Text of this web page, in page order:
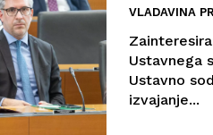
VLADAVINA
Ustavnega
Ustavno
izvajanje...